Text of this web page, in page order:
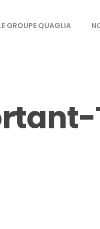
GROUPE QUAGLIA